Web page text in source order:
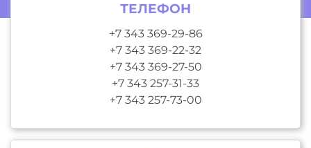
ТЕЛЕФОН
+7 343 369-29-86
+7 343 369-22-32
+7 343 369-27-50
+7 343 257-31-33
+7 343 257-73-00